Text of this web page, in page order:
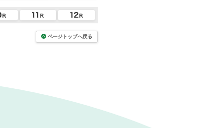
ページトップへ戻る